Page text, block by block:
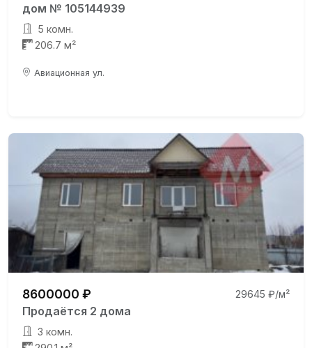
дом № 105144939
5 комн.
206.7 м²
Авиационная ул.
8600000 ₽ 29645 ₽/м²
Продаётся 2 дома
3 комн.